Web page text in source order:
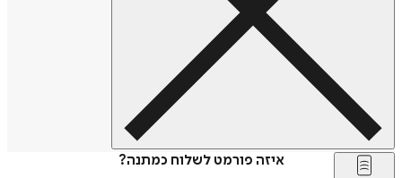
איזה פורמט לשלוח כמתנה?